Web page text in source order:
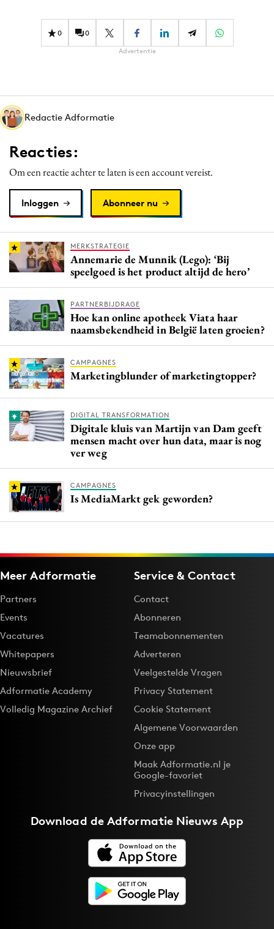
Gedragsverandering
Media
PR
Programmatic
Purpose Marketing
Reputatie & crisis
0 0
Advertentie
Redactie Adformatie
Reacties:
Om een reactie achter te laten is een account vereist.
Inloggen Abonneer nu
MERKSTRATEGIE
Annemarie de Munnik (Lego): ‘Bij
speelgoed is het product altijd de hero’
PARTNERBIJDRAGE
Hoe kan online apotheek Viata haar
naamsbekendheid in België laten groeien?
CAMPAGNES
Marketingblunder of marketingtopper?
DIGITAL TRANSFORMATION
Digitale kluis van Martijn van Dam geeft
mensen macht over hun data, maar is nog
ver weg
CAMPAGNES
Is MediaMarkt gek geworden?
Meer Adformatie
Partners
Events
Vacatures
Whitepapers
Nieuwsbrief
Adformatie Academy
Volledig Magazine Archief
Service & Contact
Contact
Abonneren
Teamabonnementen
Adverteren
Veelgestelde Vragen
Privacy Statement
Cookie Statement
Algemene Voorwaarden
Onze app
Maak Adformatie.nl je
Google-favoriet
Privacyinstellingen
Download deAdformatie Nieuws App